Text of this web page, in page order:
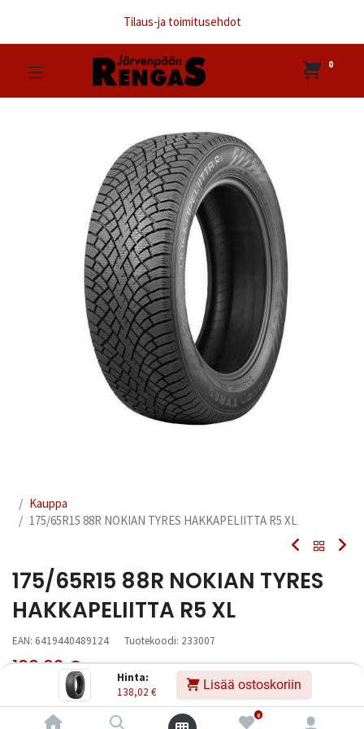
Hinta:
138,02 € Lisää ostoskoriin
0
Tilaus-ja toimitusehdot
0
Kauppa
175/65R15 88R NOKIAN TYRES HAKKAPELIITTA R5 XL
175/65R15 88R NOKIAN TYRES
HAKKAPELIITTA R5 XL
EAN: 6419440489124 Tuotekoodi: 233007
138,02€ Sisältää ALV:n/ kpl
Toimittajilla (kotimaa):
Saatavilla